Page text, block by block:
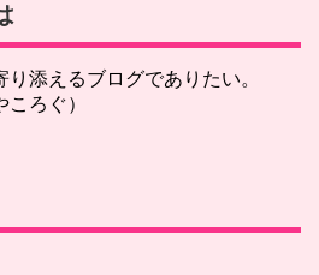
添えるブログでありたい。
ろぐ）